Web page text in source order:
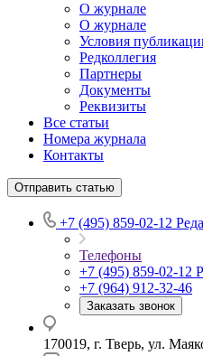
О журнале
О журнале
Условия
Редколлегия
Партнеры
Документы
Реквизиты
Все статьи
Номера журнала
Контакты
Отправить статью
+7 (495) 859-02-12
Телефоны
+7 (495) 859-02-12
+7 (964) 912-32-46
Заказать звонок
170019, г. Тверь, ул.